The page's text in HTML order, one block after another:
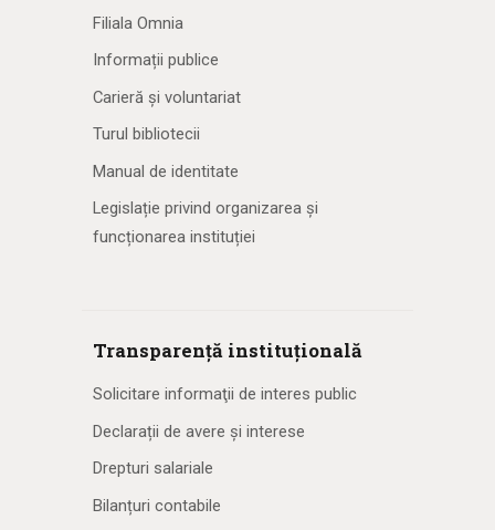
Filiala Omnia
Informații publice
Carieră și voluntariat
Turul bibliotecii
Manual de identitate
Legislație privind organizarea și
funcționarea instituției
Transparență instituțională
Solicitare informaţii de interes public
Declarații de avere și interese
Drepturi salariale
Bilanțuri contabile